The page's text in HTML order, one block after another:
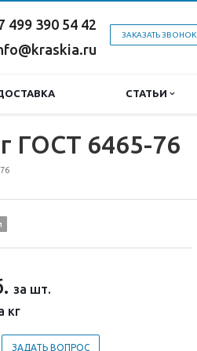
ЗАКАЗАТЬ ЗВОНОК
499 390 54 42
СТАТЬИ
ГОСТ 6465-76
за шт.
кг
ЗАДАТЬ ВОПРОС